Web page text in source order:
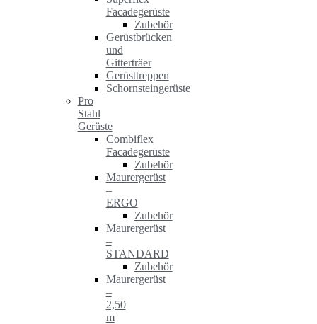
Facadegerüste
Zubehör
Gerüstbrücken
und
Gitterträer
Gerüsttreppen
Schornsteingerüste
Pro
Stahl
Gerüste
Combiflex
Facadegerüste
Zubehör
Maurergerüst
–
ERGO
Zubehör
Maurergerüst
–
STANDARD
Zubehör
Maurergerüst
–
2,50
m